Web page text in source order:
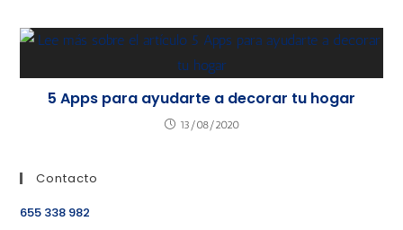
5 Apps para ayudarte a decorar tu hogar
13/08/2020
Contacto
655 338 982